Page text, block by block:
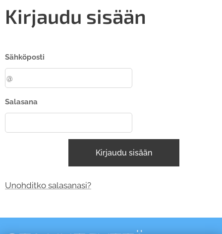
Kirjaudu sisään
Sähköposti
Salasana
Kirjaudu sisään
Unohditko salasanasi?